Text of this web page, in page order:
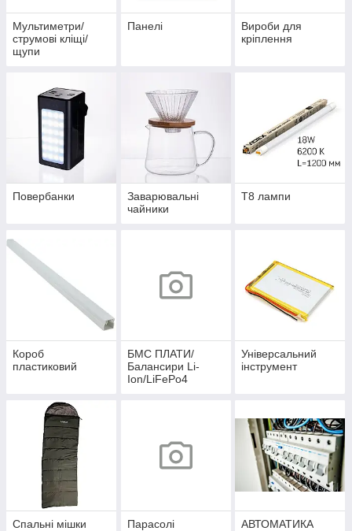
Мультиметри/
струмові кліщі/
щупи
Панелі
Вироби для
кріплення
Повербанки
Заварювальні
чайники
Т8 лампи
Короб
пластиковий
БМС ПЛАТИ/
Балансири Li-
Ion/LiFePo4
Універсальний
інструмент
Спальні мішки Парасолі АВТОМАТИКА